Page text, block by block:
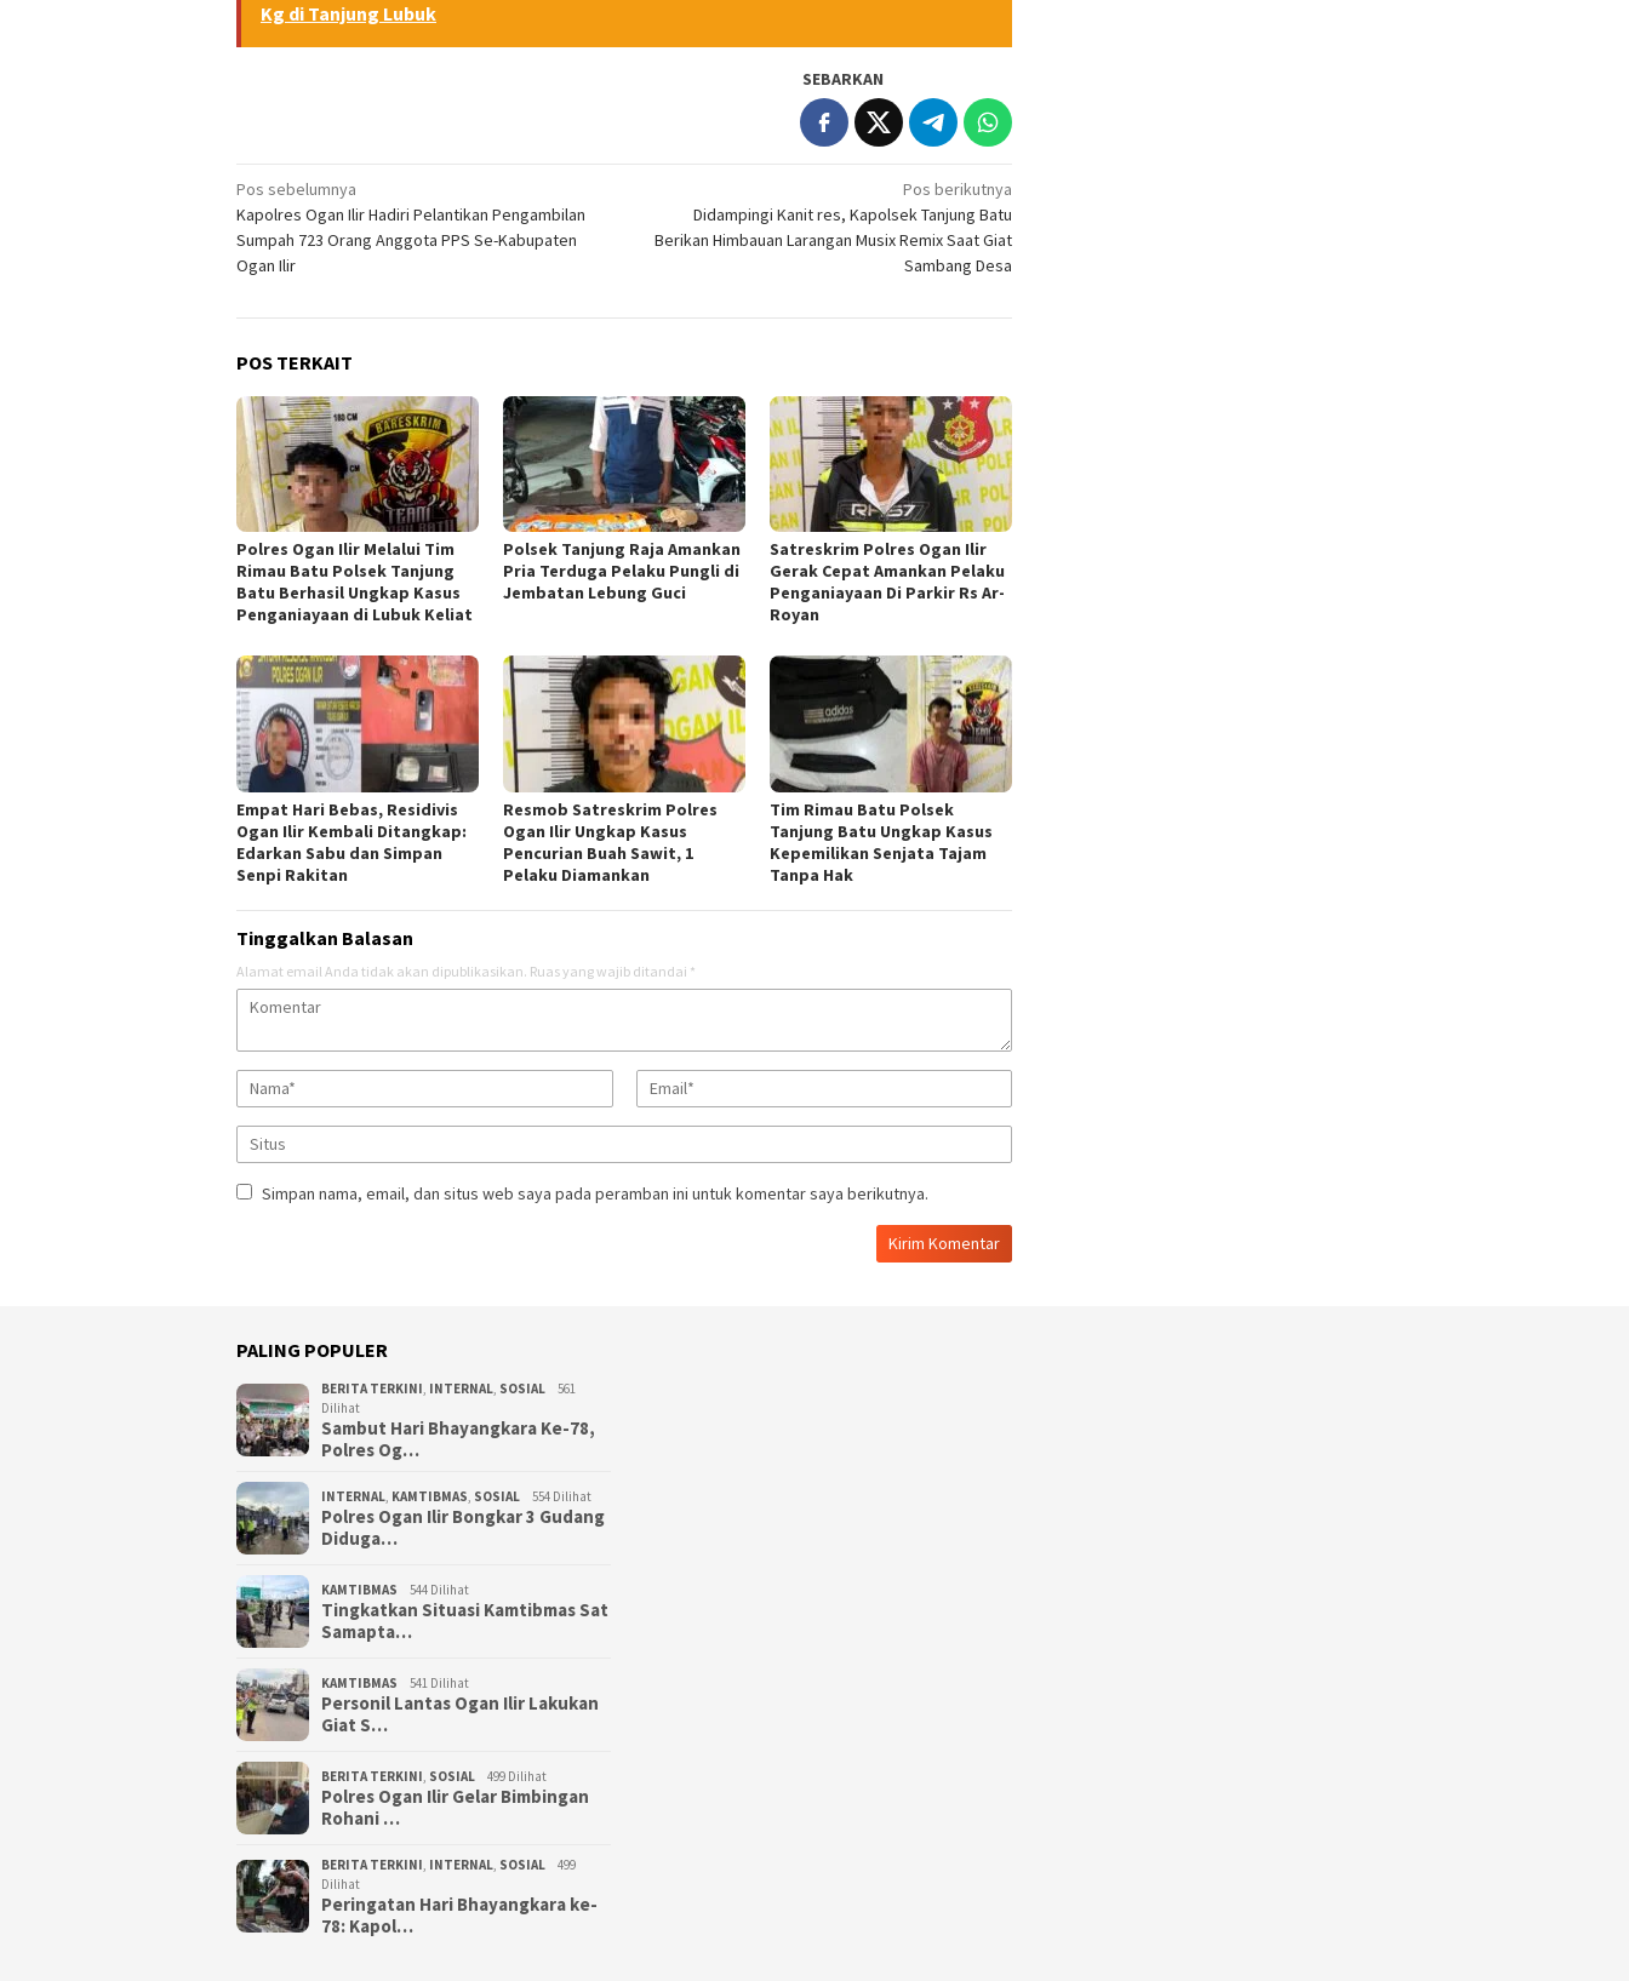
Kg di Tanjung Lubuk
SEBARKAN
Navigasi
pos
Pos sebelumnya
Kapolres Ogan Ilir Hadiri Pelantikan Pengambilan
Sumpah 723 Orang Anggota PPS Se-Kabupaten
Ogan Ilir
Pos berikutnya
Didampingi Kanit res, Kapolsek Tanjung Batu
Berikan Himbauan Larangan Musix Remix Saat Giat
Sambang Desa
POS TERKAIT
Polres Ogan Ilir Melalui Tim
Rimau Batu Polsek Tanjung
Batu Berhasil Ungkap Kasus
Penganiayaan di Lubuk Keliat
Polsek Tanjung Raja Amankan
Pria Terduga Pelaku Pungli di
Jembatan Lebung Guci
Satreskrim Polres Ogan Ilir
Gerak Cepat Amankan Pelaku
Penganiayaan Di Parkir Rs Ar-
Royan
Empat Hari Bebas, Residivis
Ogan Ilir Kembali Ditangkap:
Edarkan Sabu dan Simpan
Senpi Rakitan
Resmob Satreskrim Polres
Ogan Ilir Ungkap Kasus
Pencurian Buah Sawit, 1
Pelaku Diamankan
Tim Rimau Batu Polsek
Tanjung Batu Ungkap Kasus
Kepemilikan Senjata Tajam
Tanpa Hak
Tinggalkan Balasan
Alamat email Anda tidak akan dipublikasikan. Ruas yang wajib ditandai *
Simpan nama, email, dan situs web saya pada peramban ini untuk komentar saya berikutnya.
PALING POPULER
BERITA TERKINI INTERNAL SOSIAL
561
Dilihat
Sambut Hari Bhayangkara Ke-78,
Polres Og…
INTERNAL KAMTIBMAS SOSIAL 554 Dilihat
Polres Ogan Ilir Bongkar 3 Gudang
Diduga…
KAMTIBMAS 544 Dilihat
Tingkatkan Situasi Kamtibmas Sat
Samapta…
KAMTIBMAS 541 Dilihat
Personil Lantas Ogan Ilir Lakukan
Giat S…
BERITA TERKINI SOSIAL 499 Dilihat
Polres Ogan Ilir Gelar Bimbingan
Rohani …
BERITA TERKINI INTERNAL SOSIAL
499
Dilihat
Peringatan Hari Bhayangkara ke-
78: Kapol…